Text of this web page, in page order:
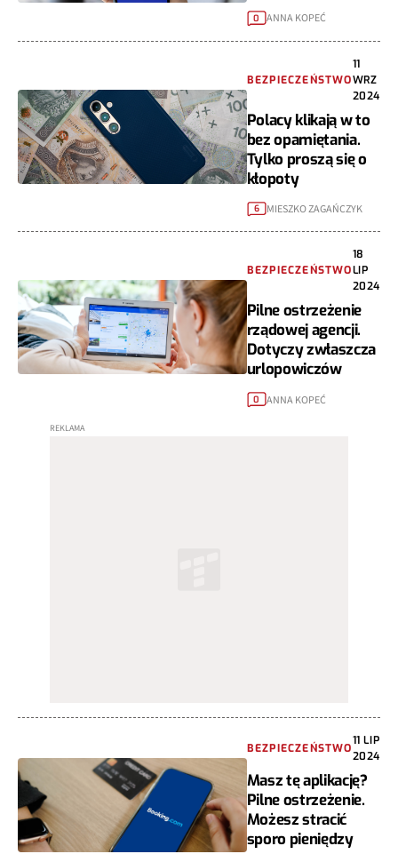
0 ANNA KOPEĆ
BEZPIECZEŃSTWO
11
WRZ
2024
Polacy klikają w to
bez opamiętania.
Tylko proszą się o
kłopoty
6 MIESZKO ZAGAŃCZYK
BEZPIECZEŃSTWO
18
LIP
2024
Pilne ostrzeżenie
rządowej agencji.
Dotyczy zwłaszcza
urlopowiczów
0 ANNA KOPEĆ
BEZPIECZEŃSTWO
11 LIP
2024
Masz tę aplikację?
Pilne ostrzeżenie.
Możesz stracić
sporo pieniędzy